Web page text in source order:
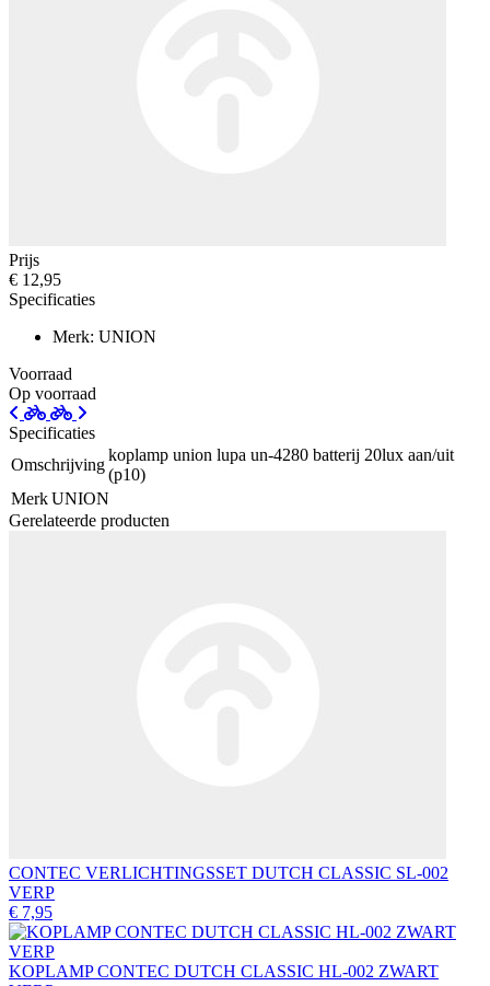
Prijs
€ 12,95
Specificaties
Merk: UNION
Voorraad
Op voorraad
Specificaties
Omschrijving
koplamp union lupa un-4280 batterij 20lux aan/uit
(p10)
MerkUNION
Gerelateerde producten
CONTEC VERLICHTINGSSET DUTCH CLASSIC SL-002
VERP
€ 7,95
KOPLAMP CONTEC DUTCH CLASSIC HL-002 ZWART